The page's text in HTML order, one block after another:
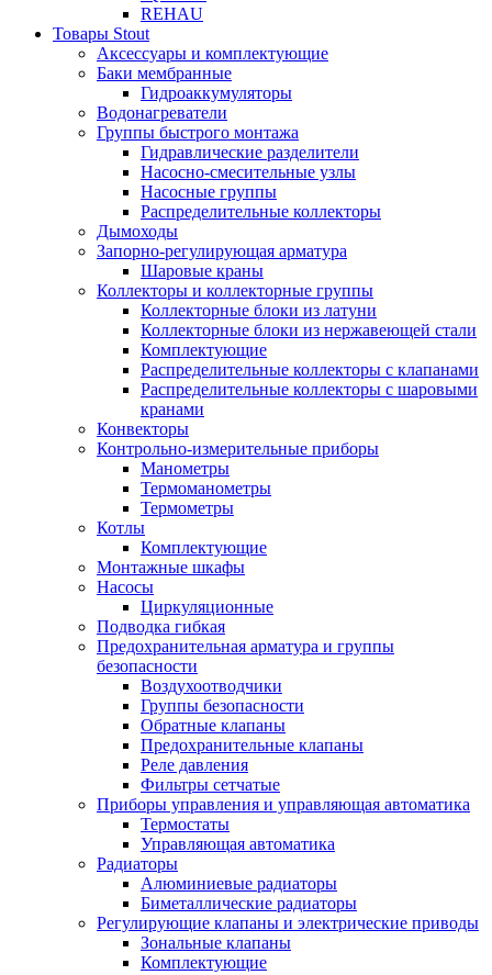
REHAU
Товары Stout
Аксессуары и комплектующие
Баки мембранные
Гидроаккумуляторы
Водонагреватели
Группы быстрого монтажа
Гидравлические разделители
Насосно-смесительные узлы
Насосные группы
Распределительные коллекторы
Дымоходы
Запорно-регулирующая арматура
Шаровые краны
Коллекторы и коллекторные группы
Коллекторные блоки из латуни
Коллекторные блоки из нержавеющей стали
Комплектующие
Распределительные коллекторы с клапанами
Распределительные коллекторы с шаровыми
кранами
Конвекторы
Контрольно-измерительные приборы
Манометры
Термоманометры
Термометры
Котлы
Комплектующие
Монтажные шкафы
Насосы
Циркуляционные
Подводка гибкая
Предохранительная арматура и группы
безопасности
Воздухоотводчики
Группы безопасности
Обратные клапаны
Предохранительные клапаны
Реле давления
Фильтры сетчатые
Приборы управления и управляющая автоматика
Термостаты
Управляющая автоматика
Радиаторы
Алюминиевые радиаторы
Биметаллические радиаторы
Регулирующие клапаны и электрические приводы
Зональные клапаны
Комплектующие